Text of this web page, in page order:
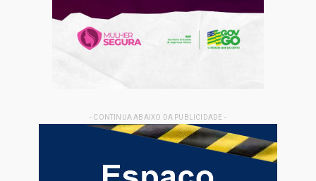
- CONTINUA ABAIXO DA PUBLICIDADE -